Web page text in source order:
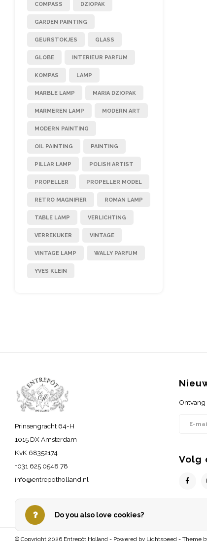
COMPASS DZIOPAK
GARDEN PAINTING
GEURSTOKJES GLASS
GLOBE INTERIEUR PARFUM
KOMPAS LAMP
MARBLE LAMP MARIA DZIOPAK
MARMEREN LAMP MODERN ART
MODERN PAINTING
OIL PAINTING PAINTING
PILLAR LAMP POLISH ARTIST
PROPELLER PROPELLER MODEL
RETRO MAGNIFIER ROMAN LAMP
TABLE LAMP VERLICHTING
VERREKIJKER VINTAGE
VINTAGE LAMP WALLY PARFUM
YVES KLEIN
Prinsengracht 64-H
1015 DX Amsterdam
KvK 68352174
+031 625 0548 78
info@entrepotholland.nl
Ontvang
Volg
© Copyright 2026 Entrepôt Holland - Powered by Lightspeed - Theme
Do you also love cookies?